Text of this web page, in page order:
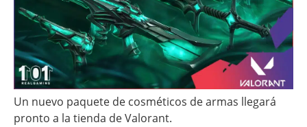
Un nuevo paquete de cosméticos de armas llegará
pronto a la tienda de Valorant.